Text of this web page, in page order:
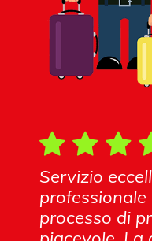
Servizio
processo di